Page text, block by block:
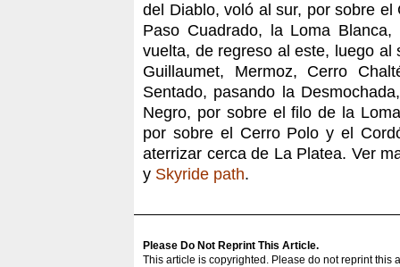
del Diablo, voló al sur, por sobre
Paso Cuadrado, la Loma
vuelta, de regreso al este, luego
Guillaumet, Mermoz, Cerro
Sentado, pasando la
Negro, por sobre el filo de la
por sobre el Cerro Polo y el
aterrizar cerca de La Platea. Ver
y Skyride path.
Please Do Not Reprint This Article.
This article is copyrighted. Please do not reprint